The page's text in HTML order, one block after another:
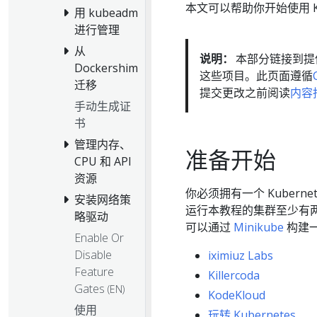
用 kubeadm
进行管理
从
Dockershim
迁移
手动生成证
书
管理内存、
CPU 和 API
资源
安装网络策
略驱动
Enable Or
Disable
Feature
Gates (EN)
使用
本文可以帮助你开始使
说明： 本部分链接到
这些项目。此页面遵循
提交更改之前阅读内容
准备开始
你必须拥有一个
运行本教程的集群至少有
可以通过 Minikube 构建
iximiuz Labs
Killercoda
KodeKloud